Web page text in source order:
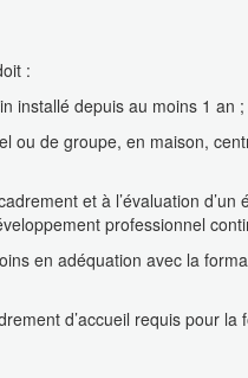
:
installé depuis au moins 1 an ;
ou de groupe, en maison,
et à l’évaluation d’un
professionnel
en adéquation avec la
d’accueil requis pour la